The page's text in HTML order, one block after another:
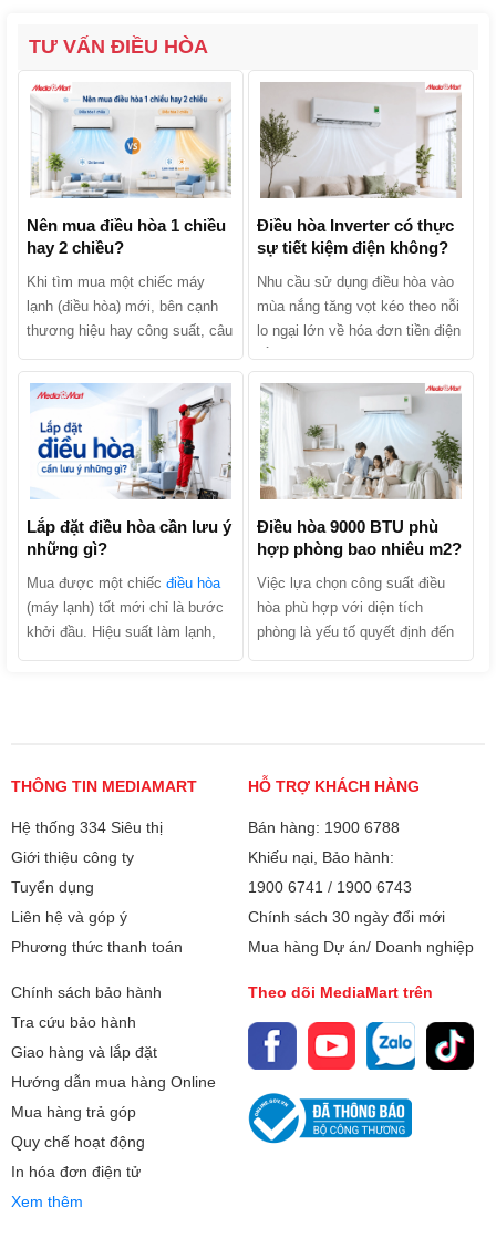
TƯ VẤN ĐIỀU HÒA
Nên mua điều hòa 1 chiều
hay 2 chiều?
Khi tìm mua một chiếc máy
lạnh (điều hòa) mới, bên cạnh
thương hiệu hay công suất, câu
điều hòa 1 chiều hay 2 chiều?
Hai dòng máy này thực chất
khác nhau như thế nào và đâu
là lựa chọn kinh tế, phù hợp
nhất với gia đình bạn? Hãy
cùng MediaMart phân biệt chi
tiết 2 dòng sản phẩm này để tìm
ra câu trả lời nhé!
Điều hòa Inverter có thực
sự tiết kiệm điện không?
Nhu cầu sử dụng điều hòa vào
mùa nắng tăng vọt kéo theo nỗi
lo ngại lớn về hóa đơn tiền điện
nghe các lời quảng cáo: “Điều
hòa Inverter tiết kiệm điện lên
tới 30% - 70%”. Liệu điều hòa
Inverter có thực sự tiết kiệm
điện không hay đó chỉ là chiêu
trò marketing của nhà sản xuất?
Cùng MediaMart khám phá cơ
chế hoạt động, phân tích ưu
nhược điểm và tìm ra câu trả
lời chính xác nhất trong bài viết
Lắp đặt điều hòa cần lưu ý
những gì?
Mua được một chiếc điều hòa
(máy lạnh) tốt mới chỉ là bước
khởi đầu. Hiệu suất làm lạnh,
lắp xong đã chảy nước, làm
thuật. Vậy lắp đặt điều hòa cần
lưu ý những gì? Hãy cùng điểm
các sai lầm đắt giá mà bạn cần
đặc biệt giám sát khi thợ thi
công tại nhà.
Điều hòa 9000 BTU phù
hợp phòng bao nhiêu m2?
Việc lựa chọn công suất điều
hòa phù hợp với diện tích
phòng là yếu tố quyết định đến
tâm lớn từ người tiêu dùng, đặc
vừa và nhỏ. Vậy điều hòa 9000
BTU dùng cho phòng bao nhiêu
chính xác nhằm tối ưu hóa chi
phí đầu tư và hóa đơn tiền điện
THÔNG TIN MEDIAMART
Hệ thống 334 Siêu thị
Giới thiệu công ty
Tuyển dụng
Liên hệ và góp ý
Phương thức thanh toán
HỖ TRỢ KHÁCH HÀNG
Bán hàng: 1900 6788
Khiếu nại, Bảo hành:
1900 6741 / 1900 6743
Chính sách 30 ngày đổi mới
Mua hàng Dự án/ Doanh nghiệp
Chính sách bảo hành
Tra cứu bảo hành
Giao hàng và lắp đặt
Hướng dẫn mua hàng Online
Mua hàng trả góp
Quy chế hoạt động
In hóa đơn điện tử
Xem thêm
Theo dõi MediaMart trên